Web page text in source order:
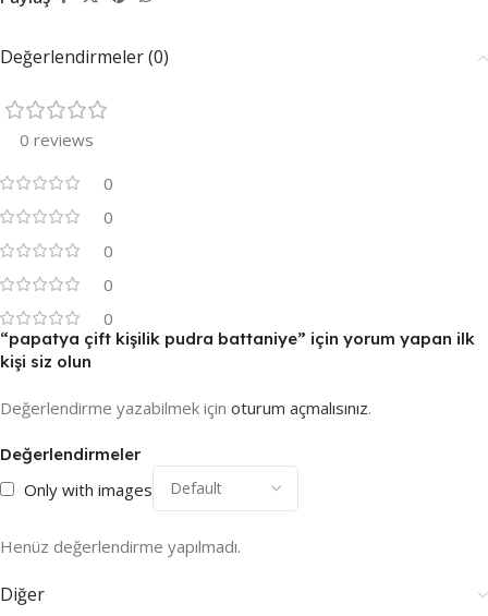
Değerlendirmeler (0)
0 reviews
0
0
0
0
0
Değerlendirmeler
Only with images
Henüz değerlendirme yapılmadı.
“papatya çift kişilik pudra battaniye” için yorum yapan ilk
kişi siz olun
Değerlendirme yazabilmek için oturum açmalısınız.
Diğer